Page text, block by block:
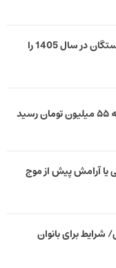
زمان دقیق واریز معوقات بازنشستگان در سال 1405 را
یا آرامش پیش از موج
برای بانوان